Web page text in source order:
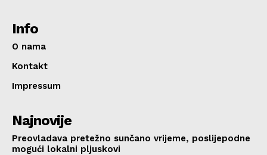
Info
O nama
Kontakt
Impressum
Najnovije
Preovladava pretežno sunčano vrijeme, poslijepodne
mogući lokalni pljuskovi